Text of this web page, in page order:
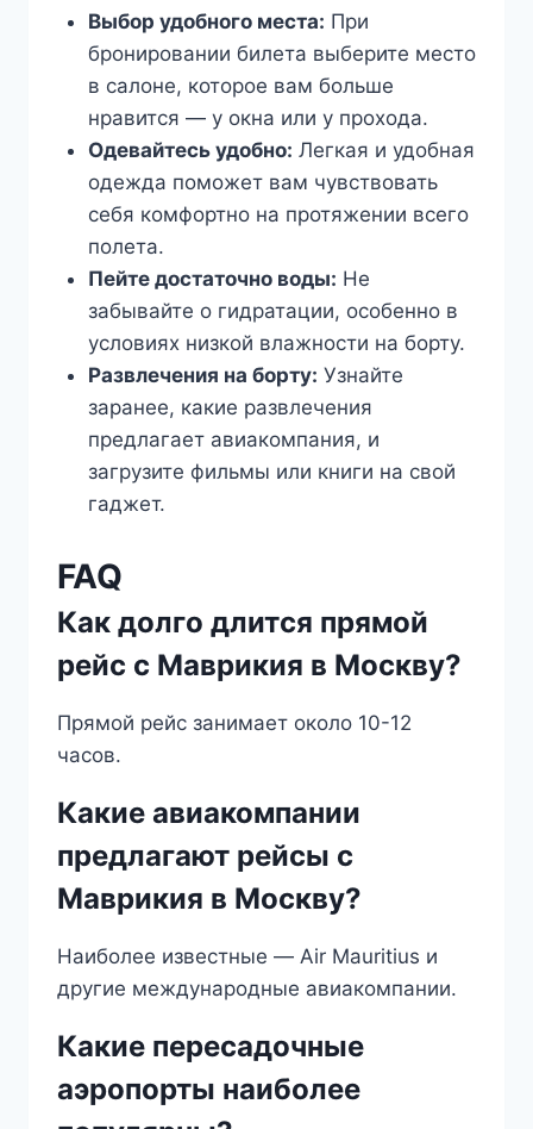
Выбор удобного места: При
бронировании билета выберите место
в салоне, которое вам больше
нравится — у окна или у прохода.
Одевайтесь удобно: Легкая и удобная
одежда поможет вам чувствовать
себя комфортно на протяжении всего
полета.
Пейте достаточно воды: Не
забывайте о гидратации, особенно в
условиях низкой влажности на борту.
Развлечения на борту: Узнайте
заранее, какие развлечения
предлагает авиакомпания, и
загрузите фильмы или книги на свой
гаджет.
FAQ
Как долго длится прямой
рейс с Маврикия в Москву?
Прямой рейс занимает около 10-12
часов.
Какие авиакомпании
предлагают рейсы с
Маврикия в Москву?
Наиболее известные — Air Mauritius и
другие международные авиакомпании.
Какие пересадочные
аэропорты наиболее